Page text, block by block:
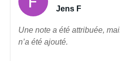
Jens F
Une note a été attribuée,
n’a été ajouté.